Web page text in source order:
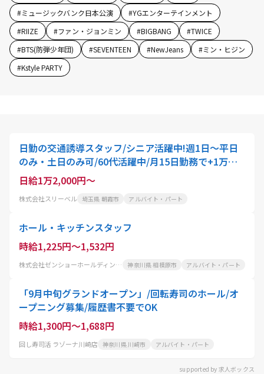
#ミュージックバンク日本公演 #YGエンターテインメント
#RIIZE #ファン・ジョンミン #BIGBANG #TWICE
#BTS(防弾少年団) #SEVENTEEN #NewJeans #ミン・ヒジン
#Kstyle PARTY
日勤の交通誘導スタッフ/シニア活躍中!週1日～平日
のみ・土日のみ可/60代活躍中/月15日勤務で+1万
円、20日で更に+1万円、最大2万円の手当
日給1万2,000円～
株式会社スリーベル 埼玉県 朝霞市 アルバイト・パート
ホール・キッチンスタッフ
時給1,225円～1,532円
株式会社ゼンショーホールディングス 神奈川県 相模原市 アルバイト・パート
「9月中旬グランドオープン」/回転寿司のホール/オ
ープニング募集/履歴書不要でOK
時給1,300円～1,688円
回し寿司活 ラゾーナ川崎店 神奈川県 川崎市 アルバイト・パート
supported by 求人ボックス